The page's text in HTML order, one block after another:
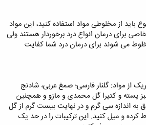
باید از مخلوطی مواد استفاده کنید، این مواد
برای درمان انواع درد برخوردار هستند ولی
می شوند برای درمان درد شما کفایت
از مواد: گلنار فارسی؛ صمغ عربی، شادنج
پسته و کتیرا گل محمدی و مازو و همچنین
اندازه سی گرم و در نهایت بیست گرم از گل
کرده و میل کنید. این ترکیبات را در حد یک